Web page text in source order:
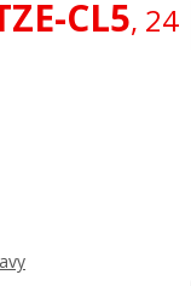
CL5, 24